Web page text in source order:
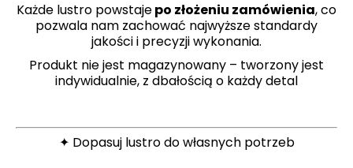
Każde lustro powstajepo złożeniu zamówienia, co
pozwala nam zachować najwyższe standardy
jakości i precyzji wykonania.
Produkt nie jest magazynowany – tworzony jest
indywidualnie, z dbałością o każdy detal
✦ Dopasuj lustro do własnych potrzeb